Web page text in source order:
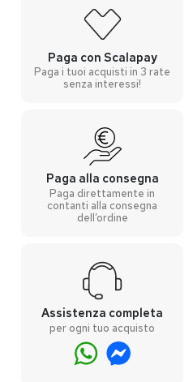
Paga con Scalapay
Paga i tuoi acquisti in 3 rate
senza interessi!
Paga alla consegna
Paga direttamente in
contanti alla consegna
dell’ordine
Assistenza completa
per ogni tuo acquisto